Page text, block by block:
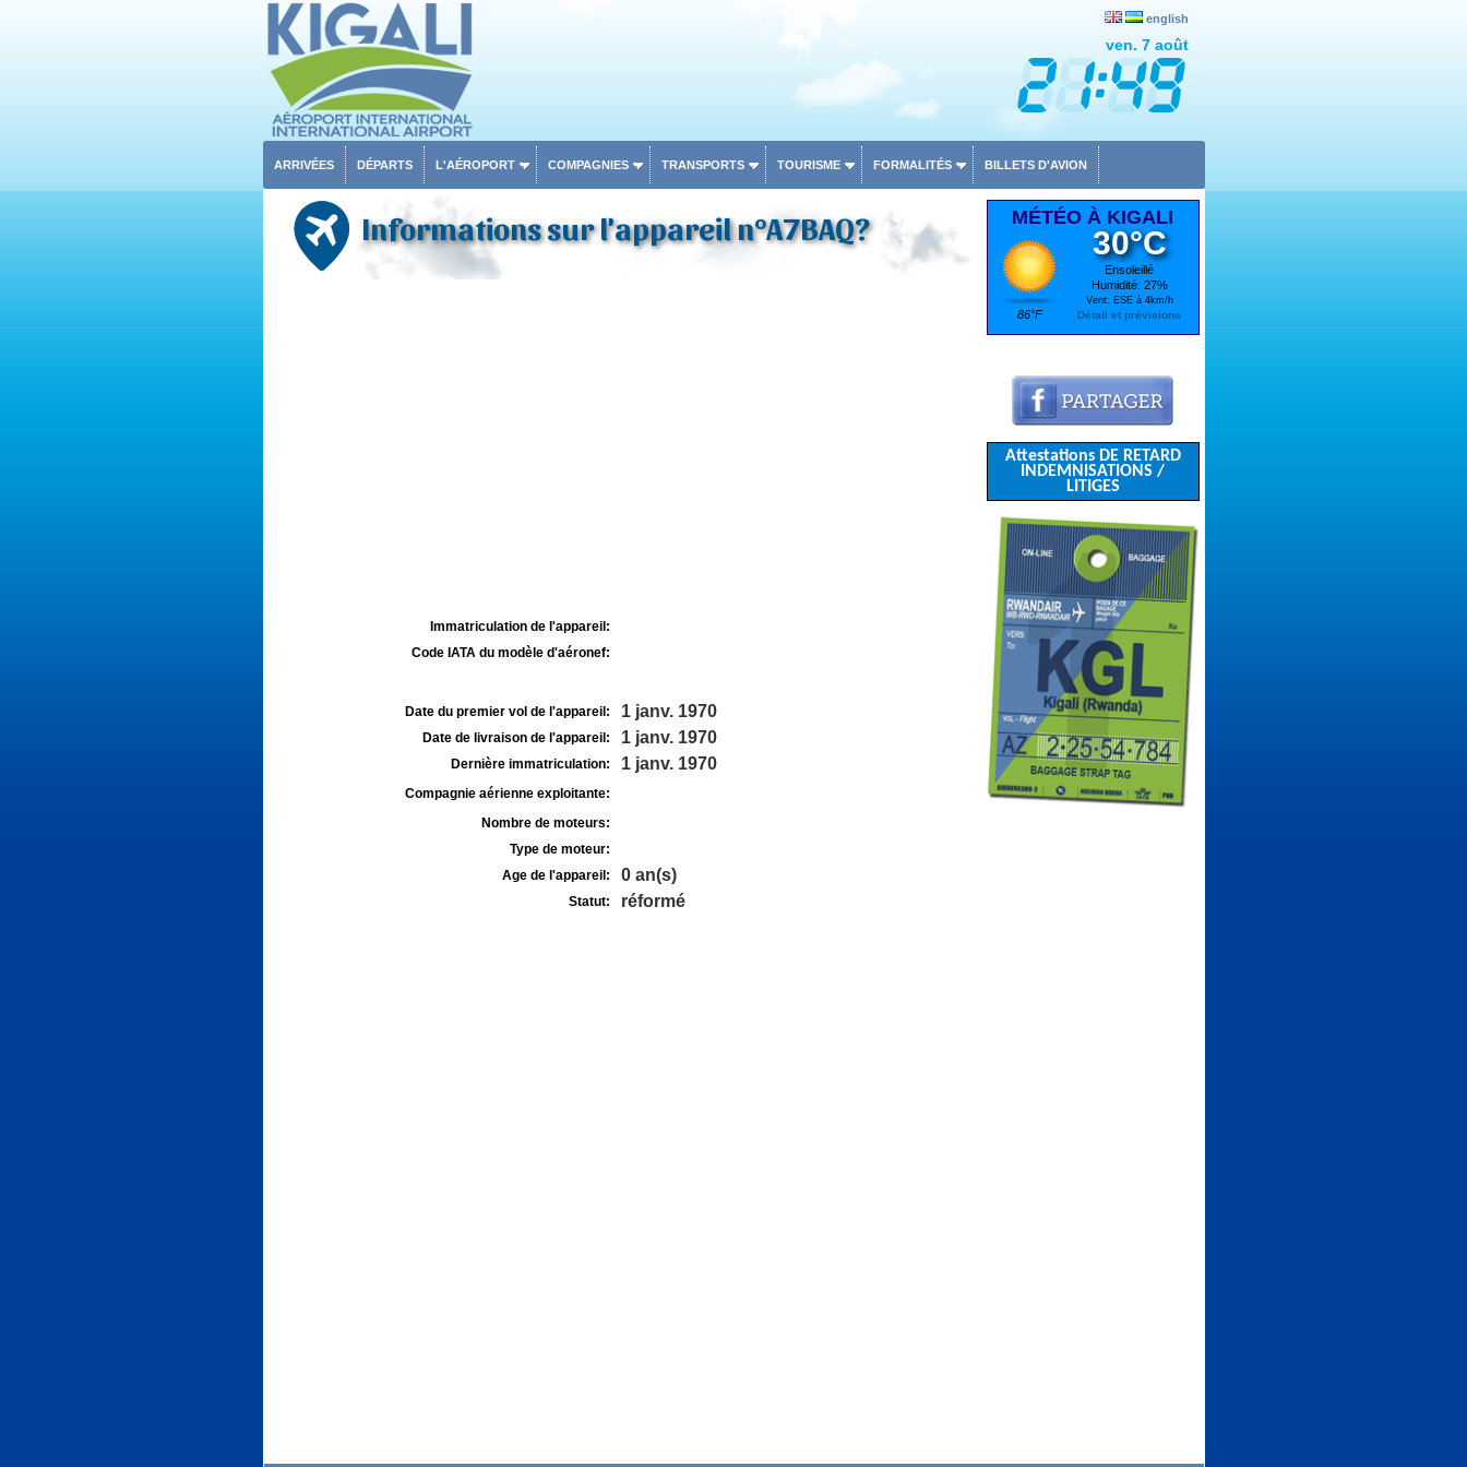
english
ven. 7 août
ARRIVÉES DÉPARTS L'AÉROPORT COMPAGNIES TRANSPORTS TOURISME FORMALITÉS BILLETS D'AVION
Informations sur l'appareil n°A7BAQ?
Immatriculation de l'appareil:
Code IATA du modèle d'aéronef:
Date du premier vol de l'appareil: 1 janv. 1970
Date de livraison de l'appareil: 1 janv. 1970
Dernière immatriculation: 1 janv. 1970
Compagnie aérienne exploitante:
Nombre de moteurs:
Type de moteur:
Age de l'appareil:
0 an(s)
Statut: réformé
MÉTÉO À KIGALI
86°F
30°C
Ensoleillé
Humidité: 27%
Vent: ESE à 4km/h
Détail et prévisions
Attestations DE RETARD
INDEMNISATIONS /
LITIGES